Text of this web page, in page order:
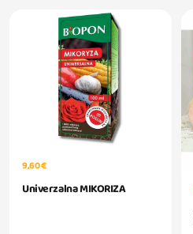
9,60 €
Univerzalna MIKORIZA